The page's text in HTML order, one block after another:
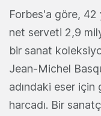
Forbes'a göre, 42
net serveti 2,9
bir sanat
Jean-Michel
adındaki eser için
harcadı. Bir